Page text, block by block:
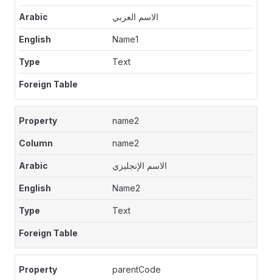
الاسم العربي
Name1
Text
name2
name2
الاسم الإنجليزي
Name2
Text
parentCode